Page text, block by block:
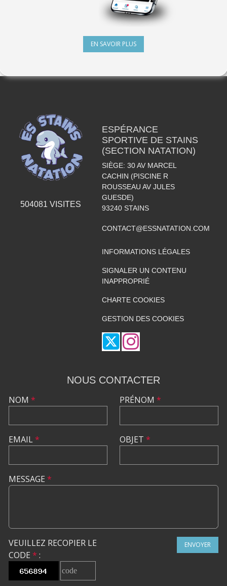
EN SAVOIR PLUS
504081 VISITES
ESPÉRANCE
SPORTIVE DE STAINS
(SECTION NATATION)
SIÈGE: 30 AV MARCEL
CACHIN (PISCINE R
ROUSSEAU AV JULES
GUESDE)
93240 STAINS
CONTACT@ESSNATATION.COM
INFORMATIONS LÉGALES
SIGNALER UN CONTENU
INAPPROPRIÉ
CHARTE COOKIES
GESTION DES COOKIES
NOUS CONTACTER
NOM *
EMAIL*
PRÉNOM *
OBJET *
MESSAGE *
VEUILLEZ RECOPIER LE
CODE * :
ENVOYER